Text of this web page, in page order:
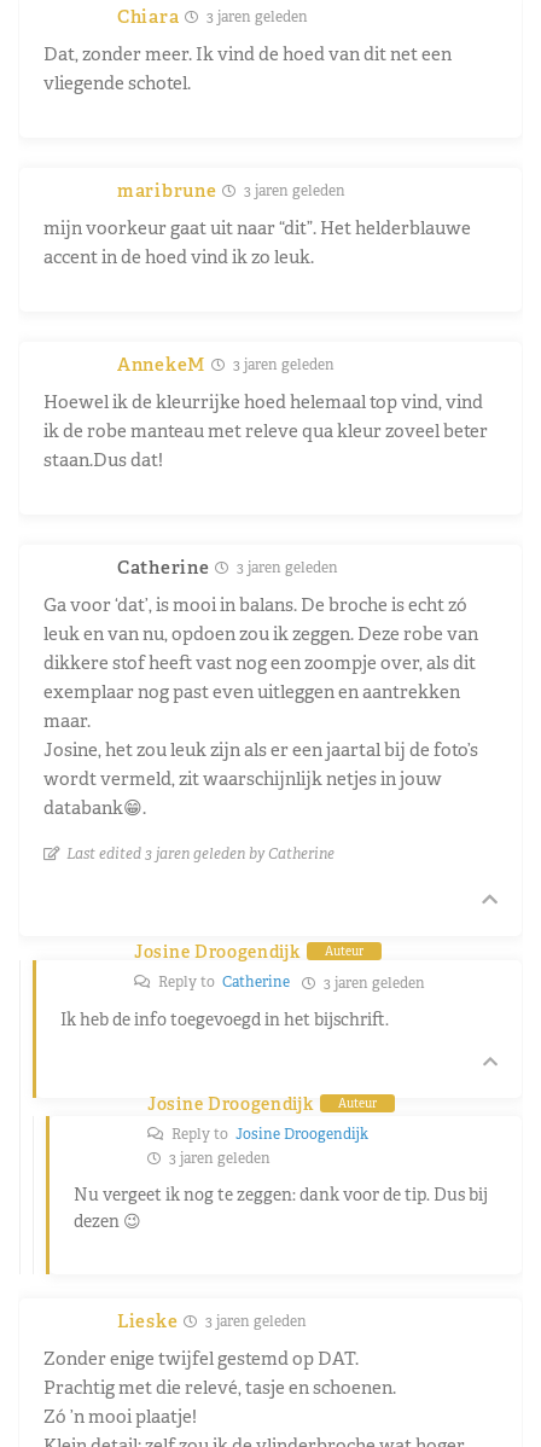
Chiara 3 jaren geleden
Dat, zonder meer. Ik vind de hoed van dit net een
vliegende schotel.
maribrune 3 jaren geleden
mijn voorkeur gaat uit naar “dit”. Het helderblauwe
accent in de hoed vind ik zo leuk.
AnnekeM 3 jaren geleden
Hoewel ik de kleurrijke hoed helemaal top vind, vind
ik de robe manteau met releve qua kleur zoveel beter
staan.Dus dat!
Catherine 3 jaren geleden
Ga voor ‘dat’, is mooi in balans. De broche is echt zó
leuk en van nu, opdoen zou ik zeggen. Deze robe van
dikkere stof heeft vast nog een zoompje over, als dit
exemplaar nog past even uitleggen en aantrekken
maar.
Josine, het zou leuk zijn als er een jaartal bij de foto’s
wordt vermeld, zit waarschijnlijk netjes in jouw
databank😁.
Last edited 3 jaren geleden by Catherine
Josine Droogendijk Auteur
Reply to Catherine 3 jaren geleden
Ik heb de info toegevoegd in het bijschrift.
Josine Droogendijk Auteur
Reply to Josine Droogendijk
3 jaren geleden
Nu vergeet ik nog te zeggen: dank voor de tip. Dus bij
dezen 😉
Lieske 3 jaren geleden
Zonder enige twijfel gestemd op DAT.
Prachtig met die relevé, tasje en schoenen.
Zó ’n mooi plaatje!